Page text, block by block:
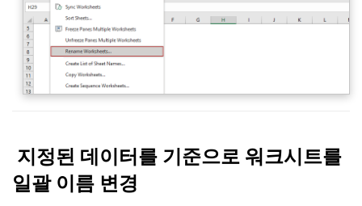
지정된 데이터를 기준으로 워크시트를
일괄 이름 변경